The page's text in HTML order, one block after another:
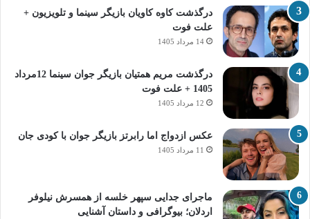
درگذشت کاوه کاویان بازیگر سینما و تلویزیون +
علت فوت
14 مرداد 1405
درگذشت مریم همتیان بازیگر جوان سینما 12مرداد
1405 + علت فوت
12 مرداد 1405
عکس ازدواج اما رابرتز بازیگر جوان با کودی جان
11 مرداد 1405
ماجرای جدایی سپهر خلسه از همسرش نیلوفر
اردلان؛ بیوگرافی و داستان آشنایی